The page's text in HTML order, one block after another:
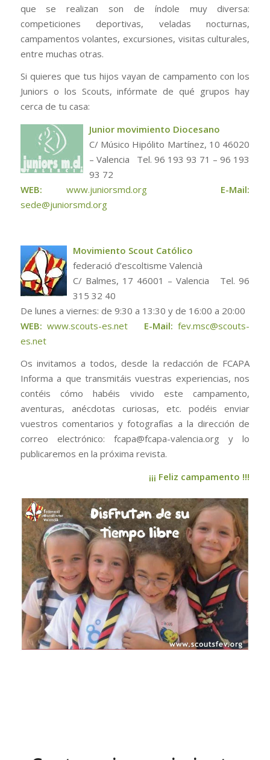
que se realizan son de índole muy diversa:
competiciones deportivas, veladas nocturnas,
campamentos volantes, excursiones, visitas culturales,
entre muchas otras.
Si quieres que tus hijos vayan de campamento con los
Juniors o los Scouts, infórmate de qué grupos hay
cerca de tu casa:
Junior movimiento Diocesano
C/ Músico Hipólito Martínez, 10 46020
– Valencia Tel. 96 193 93 71 – 96 193
93 72
WEB:www.juniorsmd.org
E-Mail:
sede@juniorsmd.org
Movimiento Scout Católico
federació d’escoltisme Valencià
C/ Balmes, 17 46001 – Valencia Tel. 96
315 32 40
De lunes a viernes: de 9:30 a 13:30 y de 16:00 a 20:00
WEB:www.scouts-es.net E-Mail:fev.msc@scouts-
es.net
Os invitamos a todos, desde la redacción de FCAPA
Informa a que transmitáis vuestras experiencias, nos
contéis cómo habéis vivido este campamento,
aventuras, anécdotas curiosas, etc. podéis enviar
vuestros comentarios y fotografías a la dirección de
correo electrónico: fcapa@fcapa-valencia.org y lo
publicaremos en la próxima revista.
¡¡¡ Feliz campamento !!!